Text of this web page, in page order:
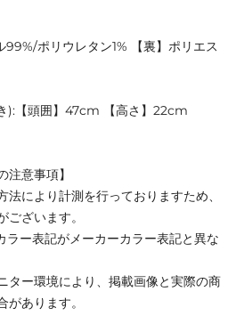
99%/ポリウレタン1% 【裏】ポリエス
):【頭囲】47cm 【高さ】22cm
注意事項】
により計測を行っておりますため、
ざいます。
ー表記がメーカーカラー表記と異な
ター環境により、掲載画像と実際の商
あります。